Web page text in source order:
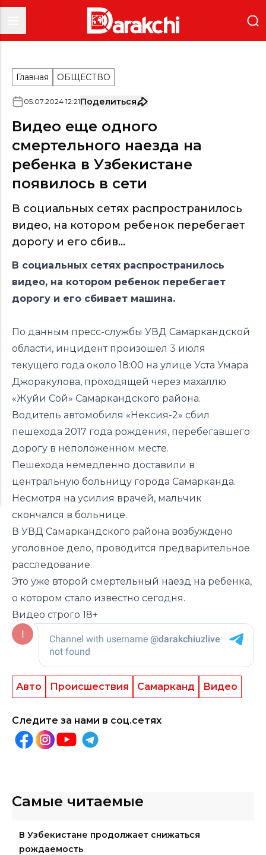
Главная ОБЩЕСТВО
05.07.2024 12:21Поделиться
Видео еще одного
смертельного наезда на
ребенка в Узбекистане
появилось в сети
В социальных сетях распространилось
видео, на котором ребенок перебегает
дорогу и его сбив...
В социальных сетях распространилось
видео, на котором ребенок перебегает
дорогу и его сбивает машина.
По данным пресс-службы УВД Самаркандской
области, инцидент произошел 3 июля
текущего года около 18:00 на улице Уста Умара
Джоракулова, проходящей через махаллю
«Жуйи Сой» Самаркандского района.
Водитель автомобиля «Нексия-2» сбил
пешехода 2017 года рождения, перебегавшего
дорогу в неположенном месте.
Пешехода немедленно доставили в
центральную больницу города Самарканда.
Несмотря на усилия врачей, мальчик
скончался в больнице.
В УВД Самаркандского района возбуждено
уголовное дело, проводится предварительное
расследование.
Это уже второй смертельный наезд на ребенка,
о котором стало известно сегодня.
Видео строго 18+
Авто Происшествия Самарканд Видео
Следите за нами в соц.сетях
Самые читаемые
В Узбекистане продолжает снижаться
рождаемость